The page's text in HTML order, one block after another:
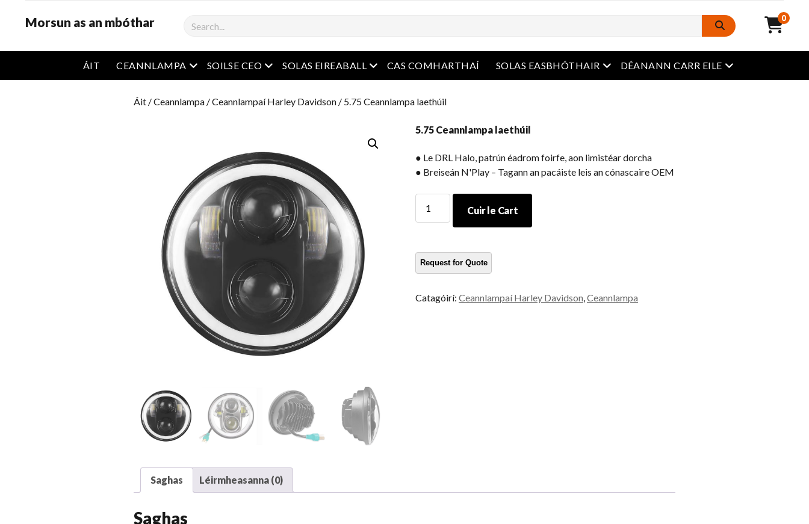
Morsun as an mbóthar Cíor 0
ÁIT CEANNLAMPA roghchlár oscailte
SOILSE CEO roghchlár oscailte
SOLAS EIREABALL roghchlár oscailte
CAS COMHARTHAÍ SOLAS EASBHÓTHAIR roghchlár oscailte
DÉANANN CARR EILE roghchlár oscailte
Áit /Ceannlampa /Ceannlampaí Harley Davidson / 5.75 Ceannlampa laethúil
5.75 Ceannlampa laethúil
● Le DRL Halo, patrún éadrom foirfe, aon limistéar dorcha
● Breiseán N'Play – Tagann an pacáiste leis an cónascaire OEM
Ceannlampa
Cuir le Cart
Catagóirí: Ceannlampaí Harley Davidson,Ceannlampa
Saghas Léirmheasanna (0)
Saghas